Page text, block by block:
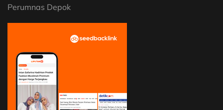
Perumnas Depok